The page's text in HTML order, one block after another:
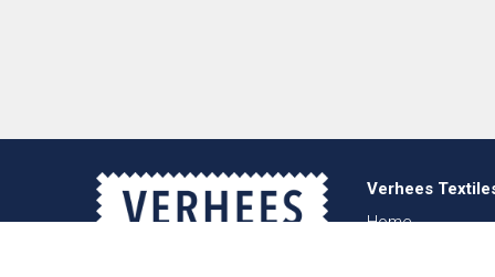
Verhees
Home